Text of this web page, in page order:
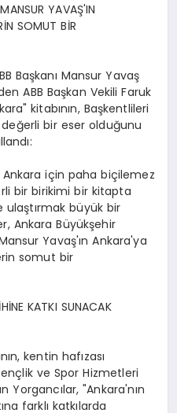
YAVAŞ'IN
SOMUT BİR
Başkanı Mansur Yavaş
ABB Başkan Vekili Faruk
kitabının, Başkentlileri
bir eser olduğunu
Ankara için paha biçilemez
bir birikimi bir kitapta
büyük bir
Ankara Büyükşehir
Yavaş'ın Ankara'ya
somut bir
KATKI SUNACAK
kentin hafızası
ve Spor Hizmetleri
Yorgancılar, "Ankara'nın
farklı katkılarda